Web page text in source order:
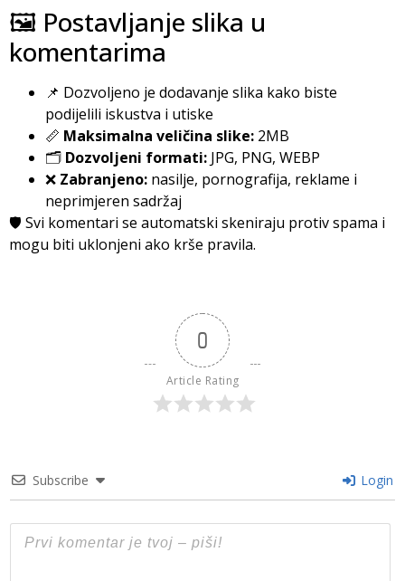
🖼️ Postavljanje slika u
komentarima
📌 Dozvoljeno je dodavanje slika kako biste
podijelili iskustva i utiske
📏 Maksimalna veličina slike: 2MB
🗂️ Dozvoljeni formati: JPG, PNG, WEBP
❌ Zabranjeno: nasilje, pornografija, reklame i
neprimjeren sadržaj
🛡️ Svi komentari se automatski skeniraju protiv spama i
mogu biti uklonjeni ako krše pravila.
0
Article Rating
Subscribe Login